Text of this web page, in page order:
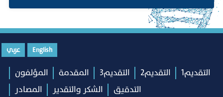
English عربي
التقديم1 التقديم2 التقديم3 المقدمة
المؤلفون
التدقيق
الشكر والتقدير
المصادر